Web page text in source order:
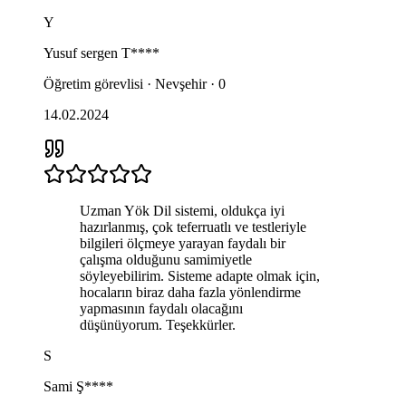
Y
Yusuf sergen T****
Öğretim görevlisi · Nevşehir · 0
14.02.2024
Uzman Yök Dil sistemi, oldukça iyi
hazırlanmış, çok teferruatlı ve testleriyle
bilgileri ölçmeye yarayan faydalı bir
çalışma olduğunu samimiyetle
söyleyebilirim. Sisteme adapte olmak için,
hocaların biraz daha fazla yönlendirme
yapmasının faydalı olacağını
düşünüyorum. Teşekkürler.
S
Sami Ş****